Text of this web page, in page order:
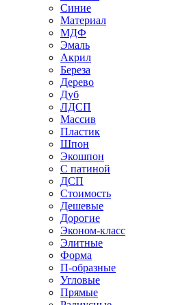
Синие
Материал
МДФ
Эмаль
Акрил
Береза
Дерево
Дуб
ЛДСП
Массив
Пластик
Шпон
Экошпон
С патиной
ДСП
Стоимость
Дешевые
Дорогие
Эконом-класс
Элитные
Форма
П-образные
Угловые
Прямые